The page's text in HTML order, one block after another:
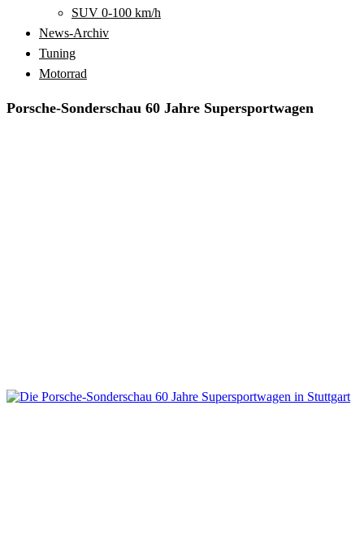
SUV 0-100 km/h
News-Archiv
Tuning
Motorrad
Porsche-Sonderschau 60 Jahre Supersportwagen